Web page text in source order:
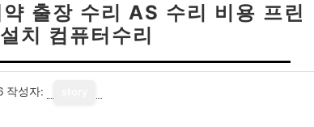
출장 수리 AS 수리 비용 프린
치 컴퓨터수리
작성자: